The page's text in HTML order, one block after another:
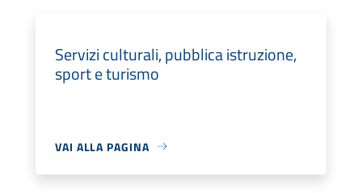
Servizi culturali, pubblica istruzione,
sport e turismo
VAI ALLA PAGINA